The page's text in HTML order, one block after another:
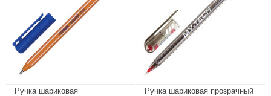
Ручка шариковая
Ручка шариковая прозрачный